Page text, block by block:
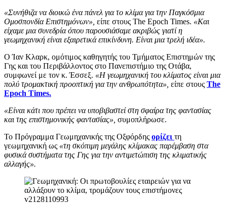
«Συνήθιζα να διοικώ ένα πάνελ για το κλίμα για την Παγκόσμια
Ομοσπονδία Επιστημόνων», είπε στους The Epoch Times. «Και
είχαμε μια συνεδρία όπου παρουσιάσαμε ακριβώς γιατί η
γεωμηχανική είναι εξαιρετικά επικίνδυνη. Είναι μια τρελή ιδέα».
Ο Ίαν Κλαρκ, ομότιμος καθηγητής του Τμήματος Επιστημών της
Γης και του Περιβάλλοντος στο Πανεπιστήμιο της Οτάβα,
συμφωνεί με τον κ. Έσσεξ. «Η γεωμηχανική του κλίματος είναι μια
πολύ τρομακτική προοπτική για την ανθρωπότητα», είπε στους The
Epoch Times.
«Είναι κάτι που πρέπει να υποβιβαστεί στη σφαίρα της φαντασίας
και της επιστημονικής φαντασίας», συμοπλήρωσε.
Το Πρόγραμμα Γεωμηχανικής της Οξφόρδης ορίζει τη
γεωμηχανική ως «τη σκόπιμη μεγάλης κλίμακας παρέμβαση στα
φυσικά συστήματα της Γης για την αντιμετώπιση της κλιματικής
αλλαγής».